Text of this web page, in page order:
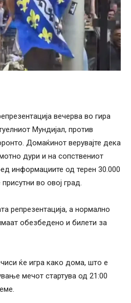
вечерва во гира
Мундијал, против
Домаќинот верувајте дека
дури и на сопствениот
информациите од терен 30.000
во овој град.
репрезентација, а нормално
обезбедено и билети за
ќе игра како дома, што е
мечот стартува од 21:00